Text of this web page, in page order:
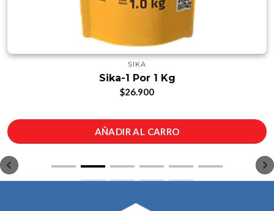
SIKA
Sika-1 Por 1 Kg
$26.900
AÑADIR AL CARRO